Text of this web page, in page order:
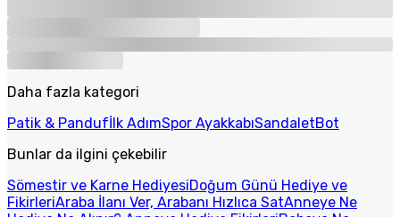
Daha fazla kategori
Patik & Pandufİlk AdımSpor AyakkabıSandaletBot
Bunlar da ilgini çekebilir
Sömestir ve Karne HediyesiDoğum Günü Hediye ve
FikirleriAraba İlanı Ver, Arabanı Hızlıca SatAnneye Ne